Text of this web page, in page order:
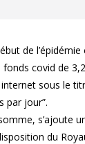
de
fonds covid de
sous le
par jour”.
s’ajoute
du